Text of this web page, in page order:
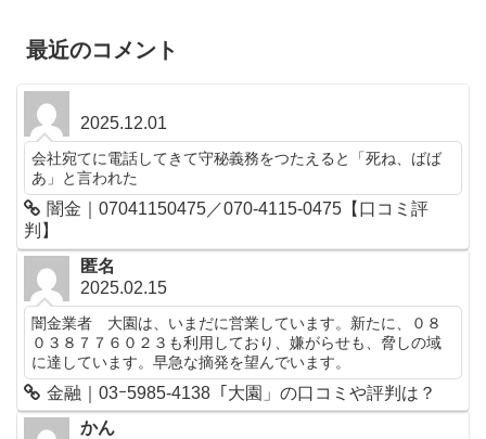
最近のコメント
2025.12.01
会社宛てに電話してきて守秘義務をつたえると「死ね、ばば
あ」と言われた
闇金｜07041150475／070-4115-0475【口コミ評
判】
匿名
2025.02.15
闇金業者 大園は、いまだに営業しています。新たに、０８
０３８７７６０２３も利用しており、嫌がらせも、脅しの域
に達しています。早急な摘発を望んでいます。
金融｜03ｰ5985-4138「大園」の口コミや評判は？
かん